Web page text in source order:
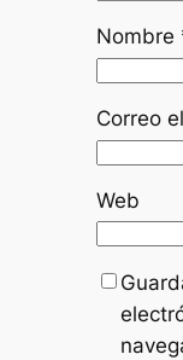
Nombre
Correo
Web